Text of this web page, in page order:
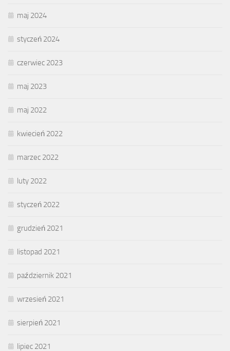
maj 2024
styczeń 2024
czerwiec 2023
maj 2023
maj 2022
kwiecień 2022
marzec 2022
luty 2022
styczeń 2022
grudzień 2021
listopad 2021
październik 2021
wrzesień 2021
sierpień 2021
lipiec 2021